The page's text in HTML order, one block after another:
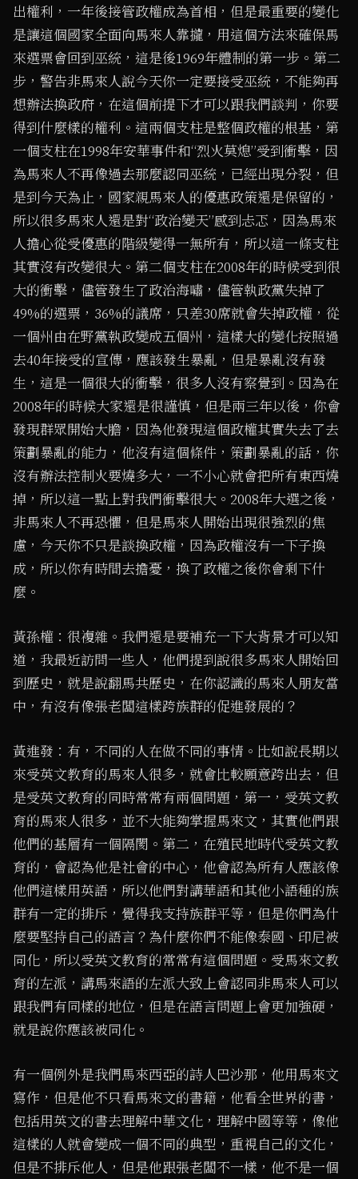
出權利，一年後接管政權成為首相，但是最重要的變化
是讓這個國家全面向馬來人靠攏，用這個方法來確保馬
來選票會回到巫統，這是後1969年體制的第一步。第二
步，警告非馬來人說今天你一定要接受巫統，不能夠再
想辦法換政府，在這個前提下才可以跟我們談判，你要
得到什麼樣的權利。這兩個支柱是整個政權的根基，第
一個支柱在1998年安華事件和“烈火莫熄”受到衝擊，因
為馬來人不再像過去那麼認同巫統，已經出現分裂，但
是到今天為止，國家親馬來人的優惠政策還是保留的，
所以很多馬來人還是對“政治變天”感到忐忑，因為馬來
人擔心從受優惠的階級變得一無所有，所以這一條支柱
其實沒有改變很大。第二個支柱在2008年的時候受到很
大的衝擊，儘管發生了政治海嘯，儘管執政黨失掉了
49%的選票，36%的議席，只差30席就會失掉政權，從
一個州由在野黨執政變成五個州，這樣大的變化按照過
去40年接受的宣傳，應該發生暴亂，但是暴亂沒有發
生，這是一個很大的衝擊，很多人沒有察覺到。因為在
2008年的時候大家還是很謹慎，但是兩三年以後，你會
發現群眾開始大膽，因為他發現這個政權其實失去了去
策劃暴亂的能力，他沒有這個條件，策劃暴亂的話，你
沒有辦法控制火要燒多大，一不小心就會把所有東西燒
掉，所以這一點上對我們衝擊很大。2008年大選之後，
非馬來人不再恐懼，但是馬來人開始出現很強烈的焦
慮，今天你不只是談換政權，因為政權沒有一下子換
成，所以你有時間去擔憂，換了政權之後你會剩下什
麼。
黃孫權：很複雜。我們還是要補充一下大背景才可以知
道，我最近訪問一些人，他們提到說很多馬來人開始回
到歷史，就是說翻馬共歷史，在你認識的馬來人朋友當
中，有沒有像張老闆這樣跨族群的促進發展的？
黃進發：有，不同的人在做不同的事情。比如說長期以
來受英文教育的馬來人很多，就會比較願意跨出去，但
是受英文教育的同時常常有兩個問題，第一，受英文教
育的馬來人很多，並不大能夠掌握馬來文，其實他們跟
他們的基層有一個隔閡。第二，在殖民地時代受英文教
育的，會認為他是社會的中心，他會認為所有人應該像
他們這樣用英語，所以他們對講華語和其他小語種的族
群有一定的排斥，覺得我支持族群平等，但是你們為什
麼要堅持自己的語言？為什麼你們不能像泰國、印尼被
同化，所以受英文教育的常常有這個問題。受馬來文教
育的左派，講馬來語的左派大致上會認同非馬來人可以
跟我們有同樣的地位，但是在語言問題上會更加強硬，
就是說你應該被同化。
有一個例外是我們馬來西亞的詩人巴沙那，他用馬來文
寫作，但是他不只看馬來文的書籍，他看全世界的書，
包括用英文的書去理解中華文化，理解中國等等，像他
這樣的人就會變成一個不同的典型，重視自己的文化，
但是不排斥他人，但是他跟張老闆不一樣，他不是一個